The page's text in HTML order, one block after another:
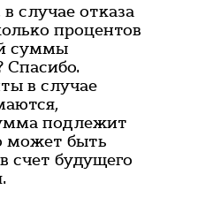
в случае отказа
процентов
суммы
Спасибо.
в случае
подлежит
может быть
счет будущего